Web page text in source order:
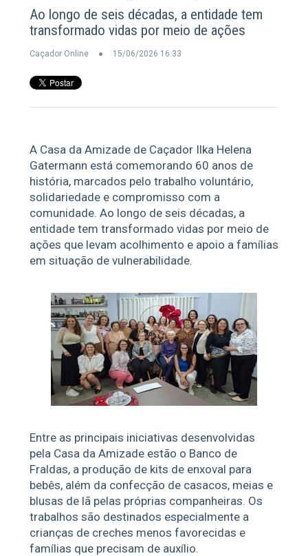
Ao longo de seis décadas, a entidade tem
transformado vidas por meio de ações
Caçador Online 15/06/2026 16:33
A Casa da Amizade de Caçador Ilka Helena
Gatermann está comemorando 60 anos de
história, marcados pelo trabalho voluntário,
solidariedade e compromisso com a
comunidade. Ao longo de seis décadas, a
entidade tem transformado vidas por meio de
ações que levam acolhimento e apoio a famílias
em situação de vulnerabilidade.
Entre as principais iniciativas desenvolvidas
pela Casa da Amizade estão o Banco de
Fraldas, a produção de kits de enxoval para
bebês, além da confecção de casacos, meias e
blusas de lã pelas próprias companheiras. Os
trabalhos são destinados especialmente a
crianças de creches menos favorecidas e
famílias que precisam de auxílio.